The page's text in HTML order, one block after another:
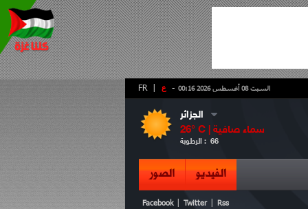
- ع FR السبت 08 أغسطس 2026 00:16
الجزائر
26° C | سماء صافية
الرطوبة : 66
الفيديو الصور
Facebook Twitter Rss